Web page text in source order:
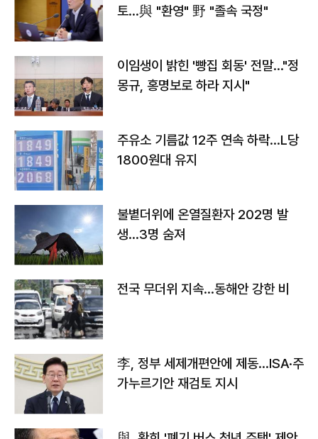
토…與 "환영" 野 "졸속 국정"
이임생이 밝힌 '빵집 회동' 전말…"정
몽규, 홍명보로 하라 지시"
주유소 기름값 12주 연속 하락…L당
1800원대 유지
불볕더위에 온열질환자 202명 발
생…3명 숨져
전국 무더위 지속…동해안 강한 비
李, 정부 세제개편안에 제동…ISA·주
가누르기안 재검토 지시